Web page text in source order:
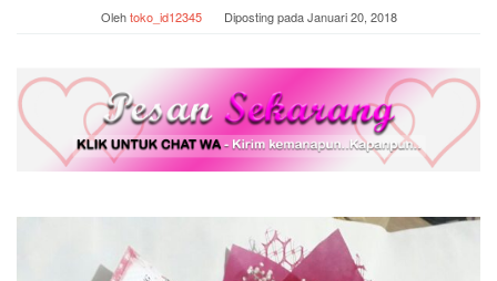
Olehtoko_id12345 Diposting padaJanuari 20, 2018